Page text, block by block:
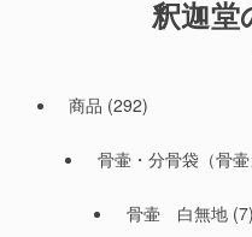
釈迦堂
商品 (292)
骨壷・分骨袋（骨壷
骨壷 白無地(7)